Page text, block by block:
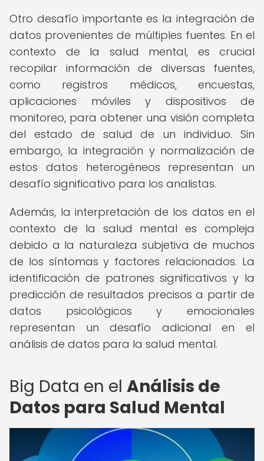
Otro desafío importante es la integración de
datos provenientes de múltiples fuentes. En el
contexto de la salud mental, es crucial
recopilar información de diversas fuentes,
como registros médicos, encuestas,
aplicaciones móviles y dispositivos de
monitoreo, para obtener una visión completa
del estado de salud de un individuo. Sin
embargo, la integración y normalización de
estos datos heterogéneos representan un
desafío significativo para los analistas.
Además, la interpretación de los datos en el
contexto de la salud mental es compleja
debido a la naturaleza subjetiva de muchos
de los síntomas y factores relacionados. La
identificación de patrones significativos y la
predicción de resultados precisos a partir de
datos psicológicos y emocionales
representan un desafío adicional en el
análisis de datos para la salud mental.
Big Data en el Análisis de
Datos para Salud Mental